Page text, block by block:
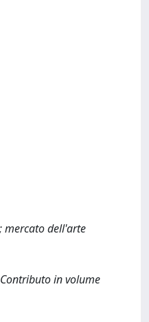
mercato dell'arte
in volume